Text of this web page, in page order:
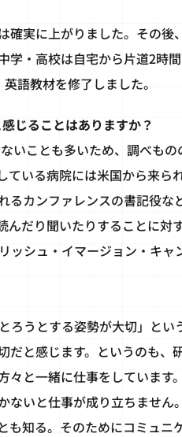
確実に上がりました。その
学・高校は自宅から片道2時
語教材を修了しました。
じることはありますか？
いことも多いため、調べもの
ている病院には米国から来ら
るカンファレンスの書記役な
んだり聞いたりすることに対
ッシュ・イマージョン・キャ
ろうとする姿勢が大切」とい
だと感じます。というのも、
と一緒に仕事をしています。
ないと仕事が成り立ちませ
も知る。そのためにコミュ